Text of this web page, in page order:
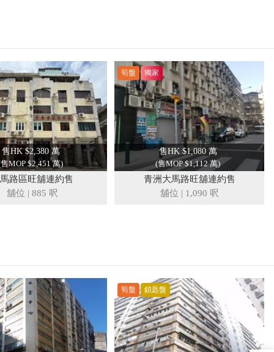
售HK $2,380 萬
MOP $2,451 萬)
路區旺舖連約售
舖位 | 885 呎
筍盤 獨家
售HK $1,080 萬
(售MOP $1,112 萬)
青洲大馬路旺舖連約售
舖位 | 1,090 呎
筍盤 鎖匙盤